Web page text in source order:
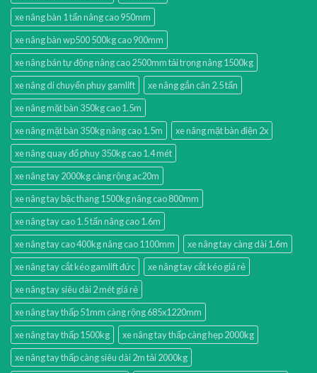
xe nâng bàn 1 tấn nâng cao 950mm
xe nâng bàn wp500 500kg cao 900mm
xe nâng bán tự động nâng cao 2500mm tải trọng nâng 1500kg
xe nâng di chuyển phuy gamlift
xe nâng gắn cân 2.5 tấn
xe nâng mặt bàn 350kg cao 1.5m
xe nâng mặt bàn 350kg nâng cao 1.5m
xe nâng mặt bàn điện 2x
xe nâng quay đổ phuy 350kg cao 1.4 mét
xe nâng tay 2000kg càng rộng ac20m
xe nâng tay bậc thang 1500kg nâng cao 800mm
xe nâng tay cao 1.5 tấn nâng cao 1.6m
xe nâng tay cao 400kg nâng cao 1100mm
xe nâng tay càng dài 1.6m
xe nâng tay cắt kéo gamlift đức
xe nâng tay cắt kéo giá rẻ
xe nâng tay siêu dài 2 mét giá rẻ
xe nâng tay thấp 51mm càng rộng 685x1220mm
xe nâng tay thấp 1500kg
xe nâng tay thấp càng hẹp 2000kg
xe nâng tay thấp càng siêu dài 2m tải 2000kg